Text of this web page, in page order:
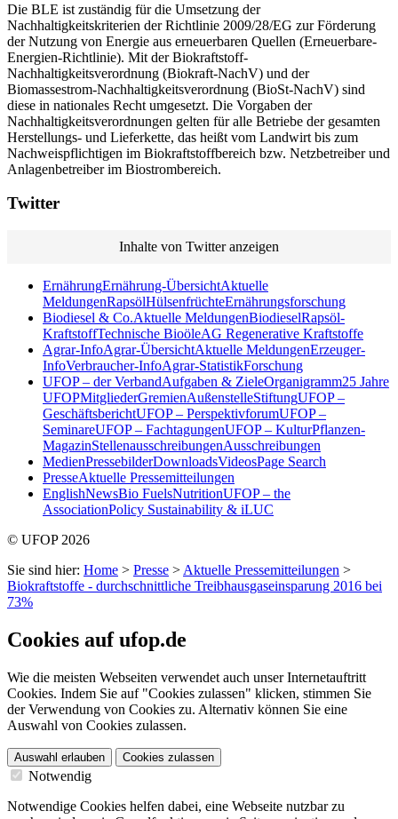
Die BLE ist zuständig für die Umsetzung der
Nachhaltigkeitskriterien der Richtlinie 2009/28/EG zur Förderung
der Nutzung von Energie aus erneuerbaren Quellen (Erneuerbare-
Energien-Richtlinie). Mit der Biokraftstoff-
Nachhaltigkeitsverordnung (Biokraft-NachV) und der
Biomassestrom-Nachhaltigkeitsverordnung (BioSt-NachV) sind
diese in nationales Recht umgesetzt. Die Vorgaben der
Nachhaltigkeitsverordnungen gelten für alle Betriebe der gesamten
Herstellungs- und Lieferkette, das heißt vom Landwirt bis zum
Nachweispflichtigen im Biokraftstoffbereich bzw. Netzbetreiber und
Anlagenbetreiber im Biostrombereich.
Twitter
Inhalte von Twitter anzeigen
ErnährungErnährung-ÜbersichtAktuelle
MeldungenRapsölHülsenfrüchteErnährungsforschung
Biodiesel & Co.Aktuelle MeldungenBiodieselRapsöl-
KraftstoffTechnische BioöleAG Regenerative Kraftstoffe
Agrar-InfoAgrar-ÜbersichtAktuelle MeldungenErzeuger-
InfoVerbraucher-InfoAgrar-StatistikForschung
UFOP – der VerbandAufgaben & ZieleOrganigramm25 Jahre
UFOPMitgliederGremienAußenstelleStiftungUFOP –
GeschäftsberichtUFOP – PerspektivforumUFOP –
SeminareUFOP – FachtagungenUFOP – KulturPflanzen-
MagazinStellenausschreibungenAusschreibungen
MedienPressebilderDownloadsVideosPage Search
PresseAktuelle Pressemitteilungen
EnglishNewsBio FuelsNutritionUFOP – the
AssociationPolicy Sustainability & iLUC
© UFOP 2026
Sie sind hier: Home > Presse > Aktuelle Pressemitteilungen >
Biokraftstoffe - durchschnittliche Treibhausgaseinsparung 2016 bei
73%
Cookies auf ufop.de
Wie die meisten Webseiten verwendet auch unser Internetauftritt
Cookies. Indem Sie auf "Cookies zulassen" klicken, stimmen Sie
der Verwendung von Cookies zu. Alternativ können Sie eine
Auswahl von Cookies zulassen.
Auswahl erlauben Cookies zulassen
Notwendig
Notwendige Cookies helfen dabei, eine Webseite nutzbar zu